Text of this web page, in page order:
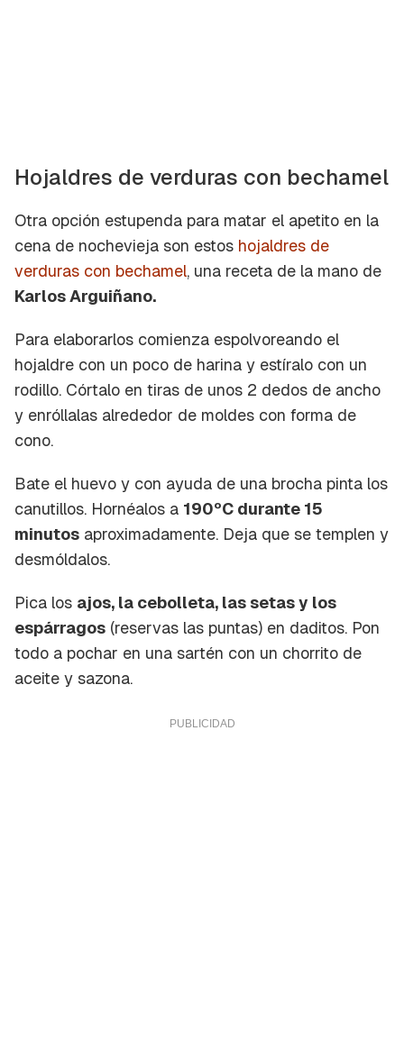
Hojaldres de verduras con bechamel
Otra opción estupenda para matar el apetito en la
cena de nochevieja son estos hojaldres de
verduras con bechamel, una receta de la mano de
Karlos Arguiñano.
Para elaborarlos comienza espolvoreando el
hojaldre con un poco de harina y estíralo con un
rodillo. Córtalo en tiras de unos 2 dedos de ancho
y enróllalas alrededor de moldes con forma de
cono.
Bate el huevo y con ayuda de una brocha pinta los
canutillos. Hornéalos a 190ºC durante 15
minutos aproximadamente. Deja que se templen y
desmóldalos.
Pica los ajos, la cebolleta, las setas y los
espárragos (reservas las puntas) en daditos. Pon
todo a pochar en una sartén con un chorrito de
aceite y sazona.